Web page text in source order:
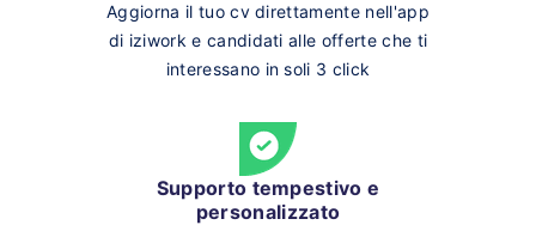
Aggiorna il tuo cv direttamente nell'app
di iziwork e candidati alle offerte che ti
interessano in soli 3 click
Supporto tempestivo e
personalizzato